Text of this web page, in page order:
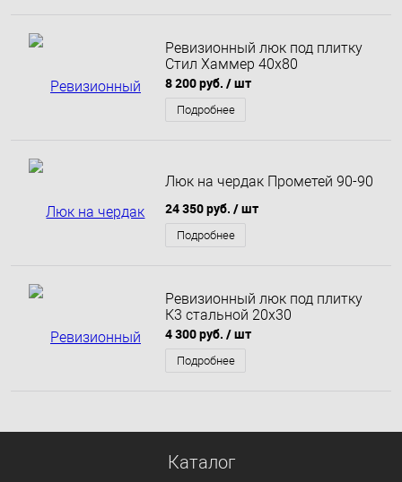
Ревизионный люк под плитку
Стил Хаммер 40х80
8 200 руб. / шт
Подробнее
Люк на чердак Прометей 90-90
24 350 руб. / шт
Подробнее
Ревизионный люк под плитку
К3 стальной 20x30
4 300 руб. / шт
Подробнее
Каталог